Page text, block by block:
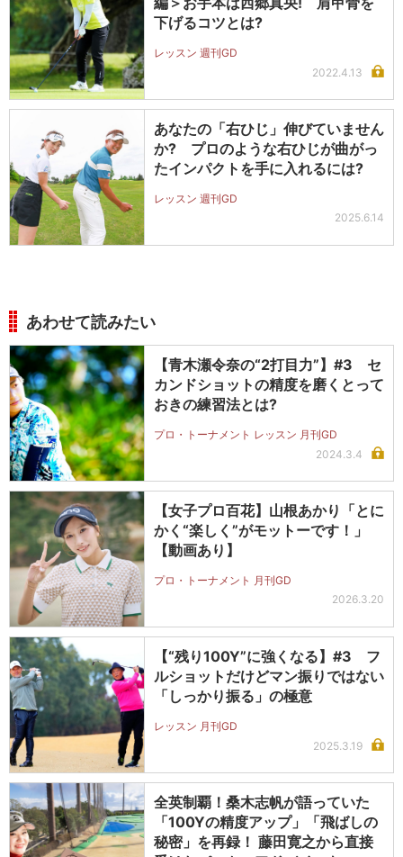
下げるコツとは?
レッスン 週刊GD
2022.4.13
あなたの「右ひじ」伸びていません
か? プロのような右ひじが曲がっ
たインパクトを手に入れるには?
レッスン 週刊GD
2025.6.14
あわせて読みたい
【青木瀬令奈の“2打目力”】#3 セ
カンドショットの精度を磨くとって
おきの練習法とは?
プロ・トーナメント レッスン 月刊GD
2024.3.4
【女子プロ百花】山根あかり「とに
かく“楽しく”がモットーです！」
【動画あり】
プロ・トーナメント 月刊GD
2026.3.20
【“残り100Y”に強くなる】#3 フ
ルショットだけどマン振りではない
「しっかり振る」の極意
レッスン 月刊GD
2025.3.19
全英制覇！桑木志帆が語っていた
「100Yの精度アップ」「飛ばしの
秘密」を再録！ 藤田寛之から直接